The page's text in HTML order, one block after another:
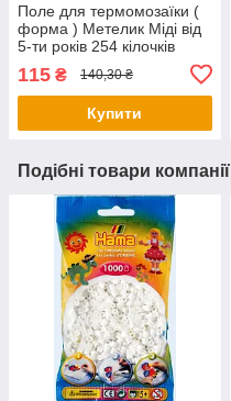
Поле для термомозаїки (
форма ) Метелик Міді від
5-ти років 254 кілочків
115 ₴ 140,30 ₴
Купити
Подібні товари компанії